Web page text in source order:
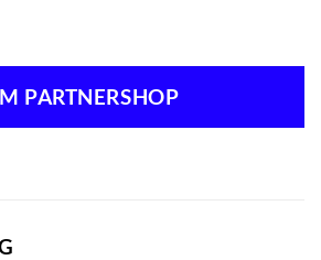
PARTNERSHOP